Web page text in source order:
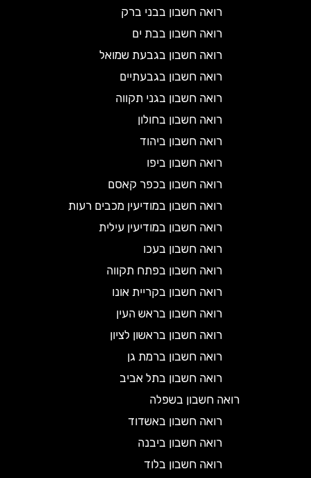
רואה חשבון בבני ברק
רואה חשבון בבת ים
רואה חשבון בגבעת שמואל
רואה חשבון בגבעתיים
רואה חשבון בגני תקווה
רואה חשבון בחולון
רואה חשבון ביהוד
רואה חשבון ביפו
רואה חשבון בכפר קאסם
רואה חשבון במודיעין מכבים רעות
רואה חשבון במודיעין עילית
רואה חשבון בעכו
רואה חשבון בפתח תקווה
רואה חשבון בקריית אונו
רואה חשבון בראש העין
רואה חשבון בראשון לציון
רואה חשבון ברמת גן
רואה חשבון בתל אביב
רואה חשבון בשפלה
רואה חשבון באשדוד
רואה חשבון ביבנה
רואה חשבון בלוד